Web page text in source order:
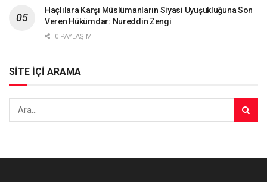
Haçlılara Karşı Müslümanların Siyasi Uyuşukluğuna Son
Veren Hükümdar: Nureddin Zengi
0 PAYLAŞIM
SİTE İÇİ ARAMA